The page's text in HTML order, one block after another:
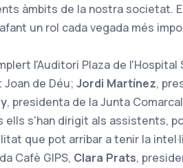
àmbits de la nostra societat.
un rol cada vegada més
l'Auditori Plaza de l'Hospital
de Déu; Jordi Martínez,
, presidenta de la Junta
s'han dirigit als assistents,
que pot arribar a tenir la
Cafè GIPS, Clara Prats,